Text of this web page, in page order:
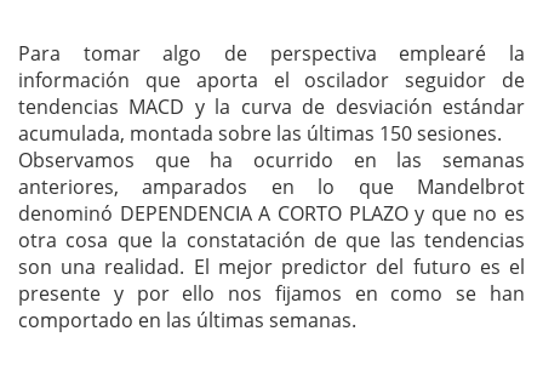
Para tomar algo de perspectiva emplearé la
información que aporta el oscilador seguidor de
tendencias MACD y la curva de desviación estándar
acumulada, montada sobre las últimas 150 sesiones.
Observamos que ha ocurrido en las semanas
anteriores, amparados en lo que Mandelbrot
denominó DEPENDENCIA A CORTO PLAZO y que no es
otra cosa que la constatación de que las tendencias
son una realidad. El mejor predictor del futuro es el
presente y por ello nos fijamos en como se han
comportado en las últimas semanas.